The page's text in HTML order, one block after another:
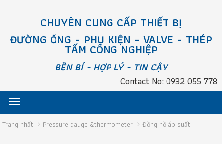
CHUYÊN CUNG CẤP THIẾT BỊ
ĐƯỜNG ỐNG - PHỤ KIỆN - VALVE - THÉP
TẤM CÔNG NGHIỆP
BỀN BỈ - HỢP LÝ - TIN CẬY
Contact No: 0932 055 778
Trang nhất Pressure gauge &thermometer Đồng hồ áp suất